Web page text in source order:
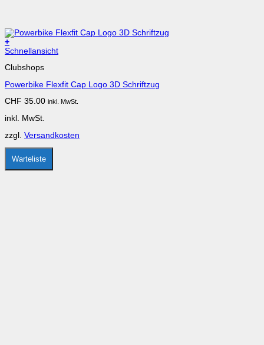
+
Dieses
weist
Varianten
Die
können
der
Produktseite
gewählt
Schnellansicht
Clubshops
Powerbike Flexfit Cap Logo 3D Schriftzug
CHF 35.00 inkl. MwSt.
inkl. MwSt.
zzgl. Versandkosten
Warteliste